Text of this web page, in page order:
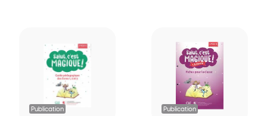
Publication Publication